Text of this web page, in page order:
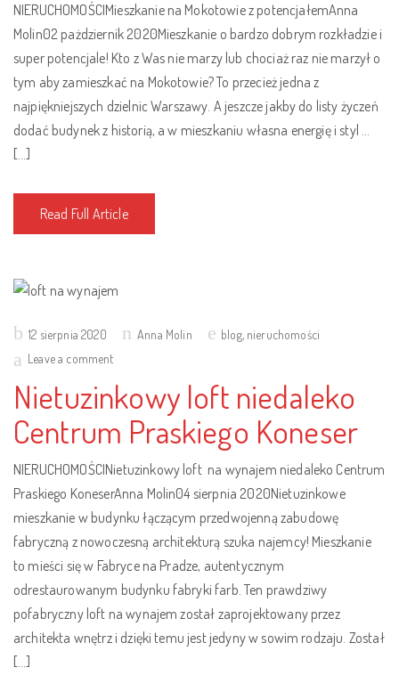
NIERUCHOMOŚCIMieszkanie na Mokotowie z potencjałemAnna
Molin02 pażdziernik 2020Mieszkanie o bardzo dobrym rozkładzie i
super potencjale! Kto z Was nie marzy lub chociaż raz nie marzył o
tym aby zamieszkać na Mokotowie? To przecież jedna z
najpiękniejszych dzielnic Warszawy. A jeszcze jakby do listy życzeń
dodać budynek z historią, a w mieszkaniu własna energię i styl …
[…]
Read Full Article
Posted12 sierpnia 2020 Anna Molin blog, nieruchomości
Leave a comment
Nietuzinkowy loft niedaleko
Centrum Praskiego Koneser
NIERUCHOMOŚCINietuzinkowy loft na wynajem niedaleko Centrum
Praskiego KoneserAnna Molin04 sierpnia 2020Nietuzinkowe
mieszkanie w budynku łączącym przedwojenną zabudowę
fabryczną z nowoczesną architekturą szuka najemcy! Mieszkanie
to mieści się w Fabryce na Pradze, autentycznym
odrestaurowanym budynku fabryki farb. Ten prawdziwy
pofabryczny loft na wynajem został zaprojektowany przez
architekta wnętrz i dzięki temu jest jedyny w sowim rodzaju. Został
[…]